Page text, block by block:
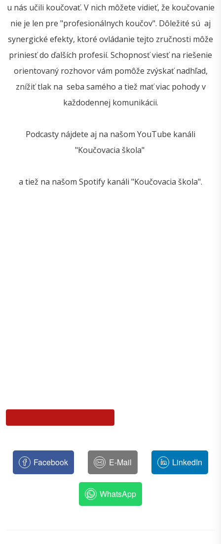
u nás učili koučovať. V nich môžete vidieť, že koučovanie
nie je len pre "profesionálnych koučov". Dôležité sú aj
synergické efekty, ktoré ovládanie tejto zručnosti môže
priniesť do ďalších profesií. Schopnosť viesť na riešenie
orientovaný rozhovor vám pomôže zvýskať nadhľad,
znížiť tlak na seba samého a tiež mať viac pohody v
každodennej komunikácii.
Podcasty nájdete aj na našom YouTube kanáli
"Koučovacia škola"
a tiež na našom Spotify kanáli "Koučovacia škola".
Facebook E-Mail LinkedIn
WhatsApp